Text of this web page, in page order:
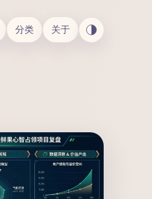
分类 关于